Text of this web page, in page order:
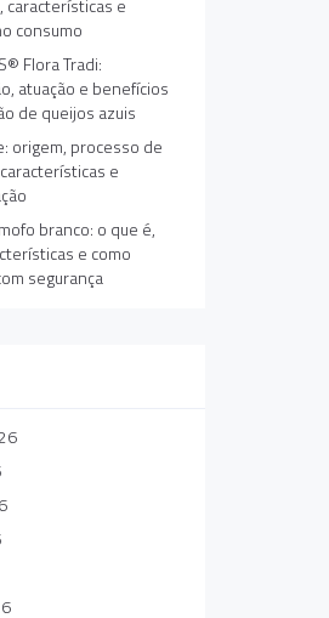
características e
consumo
Flora Tradi:
atuação e benefícios
de queijos azuis
origem, processo de
e
branco: o que é,
e como
segurança